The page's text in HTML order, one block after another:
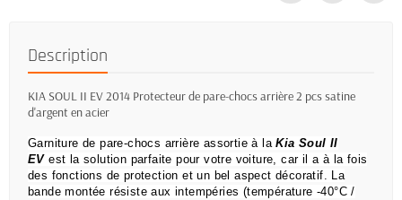
Description
KIA SOUL II EV 2014 Protecteur de pare-chocs arrière 2 pcs satine
d'argent en acier
Garniture de pare-chocs arrière assortie à laKia Soul II
EVest la solution parfaite pour votre voiture, car il a à la fois
des fonctions de protection et un bel aspect décoratif. La
bande montée résiste aux intempéries (température -40°C /